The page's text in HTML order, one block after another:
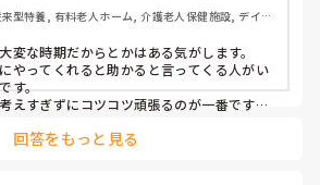
型特養, 有料老人ホーム, 介護老人保健施設, デイケ
変な時期だからとかはある気がします。
やってくれると助かると言ってくる人がい
す。
えすぎずにコツコツ頑張るのが一番です
回答をもっと見る